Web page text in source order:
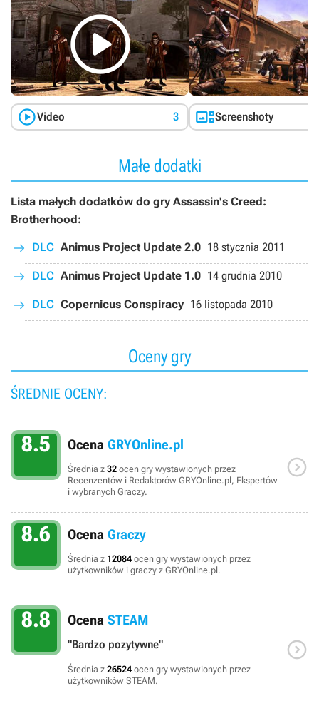

Video 3 Screenshoty
Małe dodatki
Lista małych dodatków do gry Assassin's Creed:
Brotherhood:
DLC Animus Project Update 2.0 18 stycznia 2011
DLC Animus Project Update 1.0 14 grudnia 2010
DLC Copernicus Conspiracy 16 listopada 2010
Oceny gry
ŚREDNIE OCENY:
8.5 Ocena GRYOnline.pl
Średnia z 32 ocen gry wystawionych przez
Recenzentów i Redaktorów GRYOnline.pl, Ekspertów
i wybranych Graczy.

8.6 Ocena Graczy
Średnia z 12084 ocen gry wystawionych przez
użytkowników i graczy z GRYOnline.pl.
8.8 Ocena STEAM
"Bardzo pozytywne"
Średnia z 26524 ocen gry wystawionych przez
użytkowników STEAM.
